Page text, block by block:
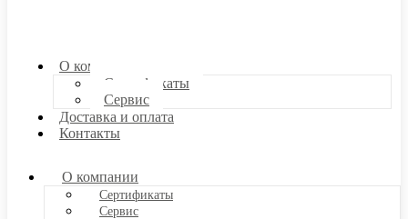
О компании
Сертификаты
Сервис
Доставка и оплата
Контакты
О компании
Сертификаты
Сервис